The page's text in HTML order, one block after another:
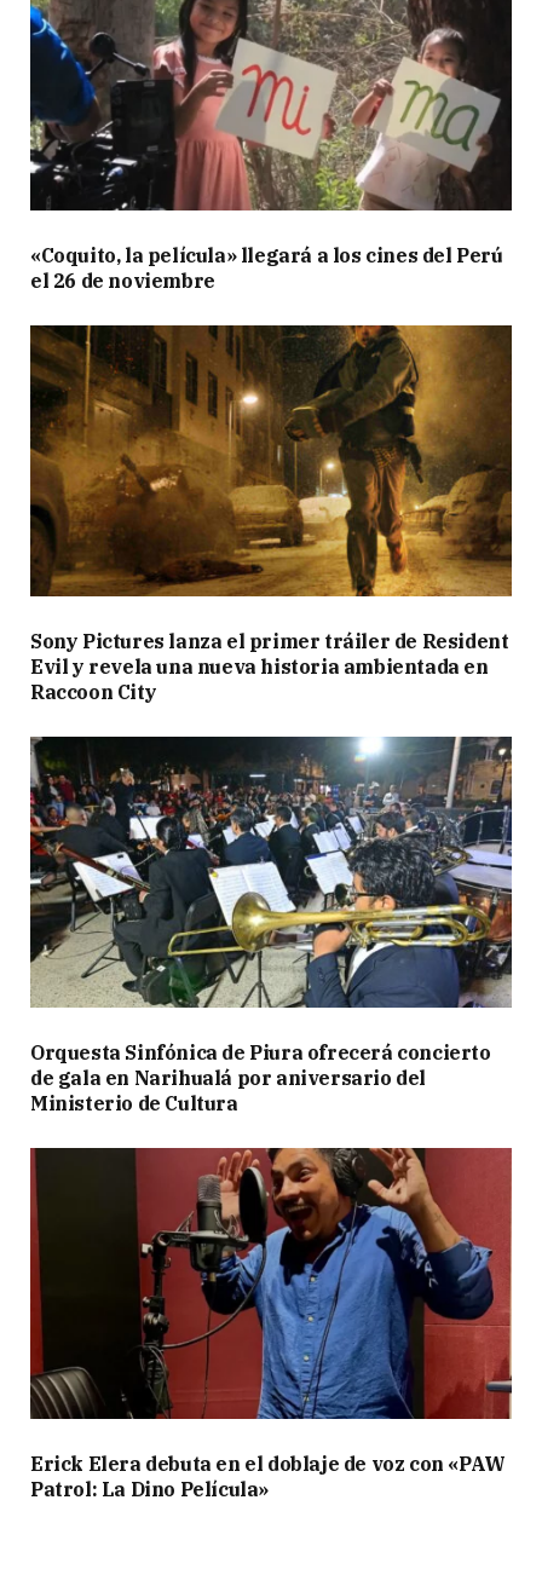
«Coquito, la película» llegará a los cines del Perú
el 26 de noviembre
Sony Pictures lanza el primer tráiler de Resident
Evil y revela una nueva historia ambientada en
Raccoon City
Orquesta Sinfónica de Piura ofrecerá concierto
de gala en Narihualá por aniversario del
Ministerio de Cultura
Erick Elera debuta en el doblaje de voz con «PAW
Patrol: La Dino Película»